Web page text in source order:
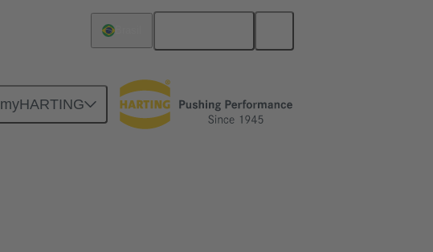
myHARTING